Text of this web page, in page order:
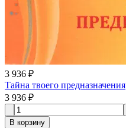
3 936 ₽
Тайна твоего предназначения
3 936 ₽
В корзину